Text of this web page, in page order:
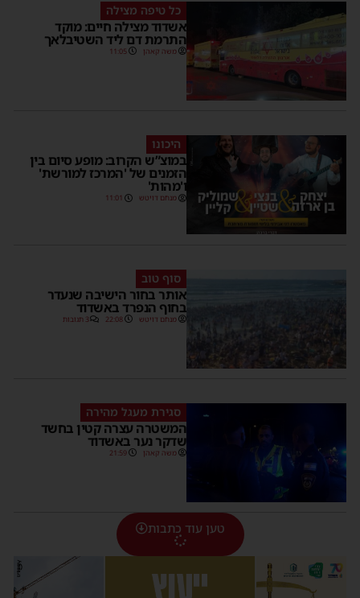
כל טיפה מצילה
אשדוד מצילה חיים: מוקד
התרמת דם ליד השטיבלאך
משה קאהן 11:05
היכונו
במוצ”ש הקרוב: מופע סיום בין
הזמנים של 'המרכז למורשת'
ו'מהות'
מנחם דויטש 11:01
סוף טוב
אותר בחור הישיבה שנעדר
בחוף הנפרד באשדוד
מנחם דויטש 22:08 3 תגובות
סגירת מעגל מהירה
המשטרה עצרה קטין בחשד
שדקר נער באשדוד
משה קאהן 21:59
טען עוד כתבות